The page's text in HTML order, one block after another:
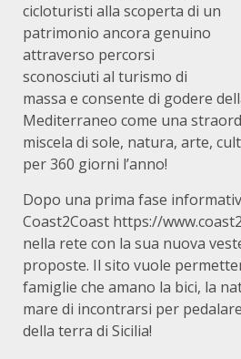
cicloturisti alla scoperta di un
patrimonio ancora genuino
attraverso percorsi
sconosciuti al turismo di
massa e consente di godere
Mediterraneo come una
miscela di sole, natura, arte,
per 360 giorni l’anno!
Dopo una prima fase
Coast2Coast https://
nella rete con la sua nuova
proposte. Il sito vuole
famiglie che amano la bici, la
mare di incontrarsi per
della terra di Sicilia!